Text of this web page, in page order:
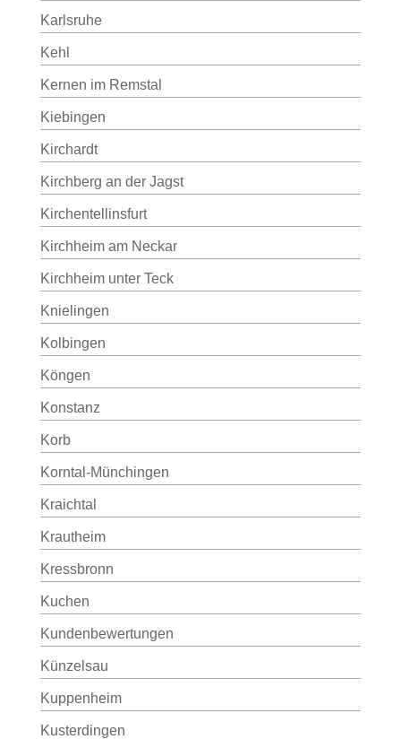
Karlsruhe
Kehl
Kernen im Remstal
Kiebingen
Kirchardt
Kirchberg an der Jagst
Kirchentellinsfurt
Kirchheim am Neckar
Kirchheim unter Teck
Knielingen
Kolbingen
Köngen
Konstanz
Korb
Korntal-Münchingen
Kraichtal
Krautheim
Kressbronn
Kuchen
Kundenbewertungen
Künzelsau
Kuppenheim
Kusterdingen